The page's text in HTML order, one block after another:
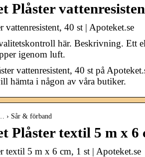
Plåster
vattenresistent, 40 st | Apoteket.se
här. Beskrivning. Ett
igenom luft.
vattenresistent, 40 st på
hämta i någon av våra butiker.
› Sår & förband
Plåster textil 5 m x 6
textil 5 m x 6 cm, 1 st | Apoteket.se